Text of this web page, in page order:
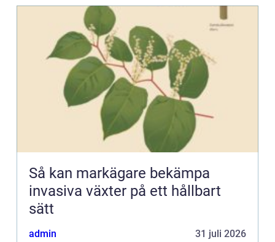
Så kan markägare bekämpa
invasiva växter på ett hållbart
sätt
admin 31 juli 2026